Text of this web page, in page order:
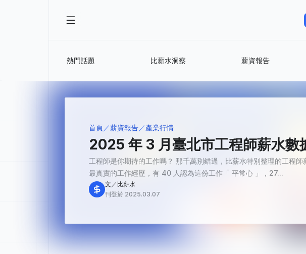
熱門話題 比薪水洞察 薪資報告
首頁 薪資報告 產業行情
2025 年 3 月臺北市工程師薪水數
工程師是你期待的工作嗎？ 那千萬別錯過，比薪水特別整理的工程
最真實的工作經歷，有 40 人認為這份工作「 平常心 」，27...
文／比薪水
刊登於 2025.03.07